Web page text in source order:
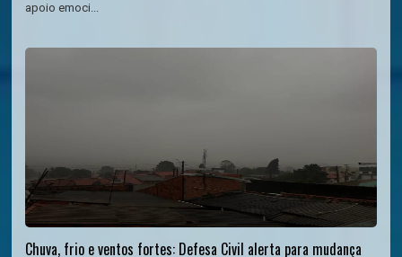
apoio emoci...
Chuva, frio e ventos fortes: Defesa Civil alerta para mudança